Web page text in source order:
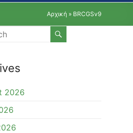
Αρχική » BRCGSv9
2026